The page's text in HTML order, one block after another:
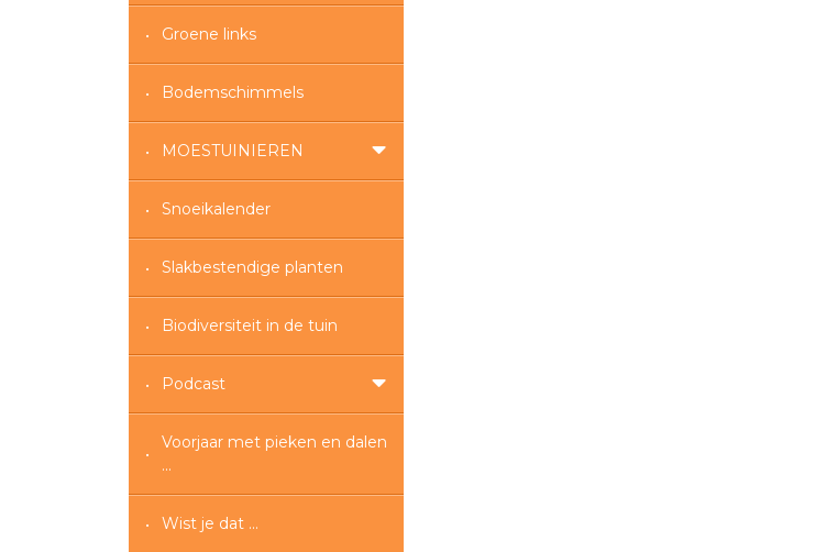
Groene links
Bodemschimmels
MOESTUINIEREN
Snoeikalender
Slakbestendige planten
Biodiversiteit in de tuin
Podcast
Voorjaar met pieken en dalen
...
Wist je dat ...